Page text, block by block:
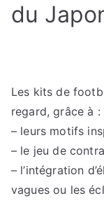
du
Les kits de
regard, grâce à :
– leurs motifs
– le jeu de
– l’intégration
vagues ou les